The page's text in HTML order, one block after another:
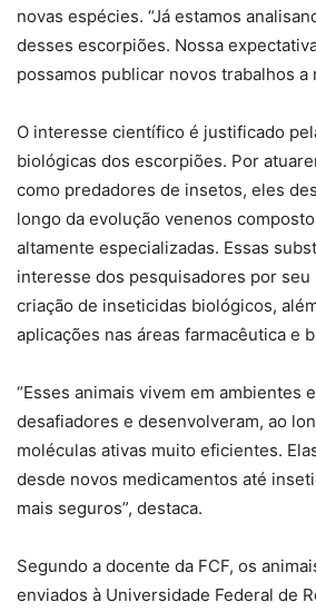
novas espécies. “Já estamos
desses escorpiões. Nossa
possamos publicar novos trabalhos a
O interesse científico é justificado
biológicas dos escorpiões. Por
como predadores de insetos, eles
longo da evolução venenos
altamente especializadas. Essas
interesse dos pesquisadores por seu
criação de inseticidas biológicos,
aplicações nas áreas farmacêutica e
“Esses animais vivem em ambientes
desafiadores e desenvolveram, ao
moléculas ativas muito eficientes.
desde novos medicamentos até
mais seguros”, destaca.
Segundo a docente da FCF, os
enviados à Universidade Federal de